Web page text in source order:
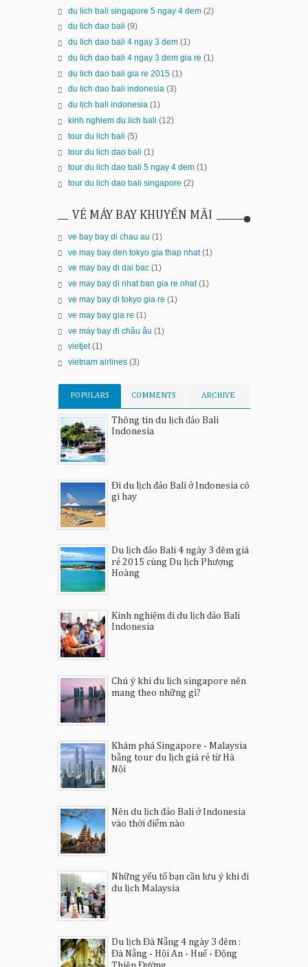
du lich bali singapore 5 ngay 4 dem (2)
du lich dao bali (9)
du lich dao bali 4 ngay 3 dem (1)
du lich dao bali 4 ngay 3 dem gia re (1)
du lich dao bali gia re 2015 (1)
du lich dao bali indonesia (3)
du lịch bali indonesia (1)
kinh nghiem du lich bali (12)
tour du lich bali (5)
tour du lich dao bali (1)
tour du lich dao bali 5 ngay 4 dem (1)
tour du lich dao bali singapore (2)
VÉ MÁY BAY KHUYẾN MÃI
ve bay bay di chau au (1)
ve may bay den tokyo gia thap nhat (1)
ve may bay di dai bac (1)
ve may bay di nhat ban gia re nhat (1)
ve may bay di tokyo gia re (1)
ve may bay gia re (1)
ve máy bay đi châu âu (1)
vietjet (1)
vietnam airlines (3)
POPULARS COMMENTS ARCHIVE
Thông tin du lịch đảo Bali
Indonesia
Đi du lịch đảo Bali ở Indonesia có
gì hay
Du lịch đảo Bali 4 ngày 3 đêm giá
rẻ 2015 cùng Du lịch Phượng
Hoàng
Kinh nghiệm đi du lịch đảo Bali
Indonesia
Chú ý khi du lịch singapore nên
mang theo những gì?
Khám phá Singapore - Malaysia
bằng tour du lịch giá rẻ từ Hà
Nội
Nên du lịch đảo Bali ở Indonesia
vào thời điểm nào
Những yếu tố bạn cần lưu ý khi đi
du lịch Malaysia
Du lịch Đà Nẵng 4 ngày 3 đêm :
Đà Nẵng - Hội An - Huế - Động